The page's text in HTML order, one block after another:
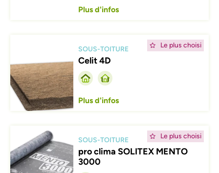
Plus d'infos
Le plus choisi
SOUS-TOITURE
Celit 4D
Plus d'infos
Le plus choisi
Afbeelding
SOUS-TOITURE
pro clima SOLITEX MENTO
3000